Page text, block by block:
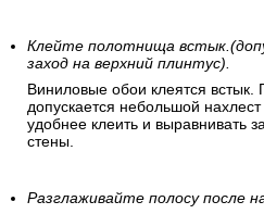
Клейте полотнища
заход на верхний плинтус).
Виниловые обои клеятся встык.
допускается небольшой
удобнее клеить и выравнивать
стены.
Разглаживайте полосу после